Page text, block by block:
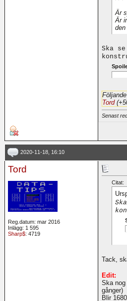
Är
Är
den
Ska
Tord
Senast
2020-11-18, 16:10
Tord
Reg.datum: mar 2016
Inlägg: 1 595
Sharp$: 4719
Citat:
Tack,
Edit:
Ska
gånger)
Blir